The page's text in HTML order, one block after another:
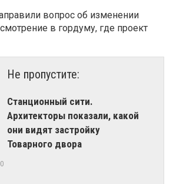
вопрос об изменении
в гордуму, где проект
Не пропустите:
Станционный сити.
Архитекторы показали, какой
они видят застройку
Товарного двора